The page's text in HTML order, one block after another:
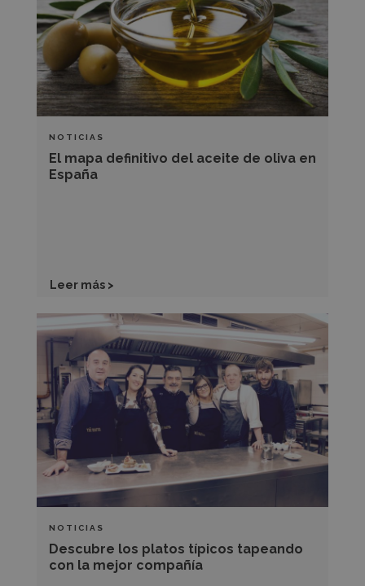
NOTICIAS
El mapa definitivo del aceite de oliva en
España
aceite
de
oliva
en
España
Leer más >
NOTICIAS
Descubre los platos típicos tapeando
con la mejor compañía
Descubre
los
platos
típicos
tapeando
con
la
mejor
compañía